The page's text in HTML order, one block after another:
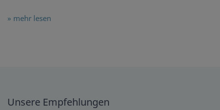
» mehr lesen
Unsere Empfehlungen